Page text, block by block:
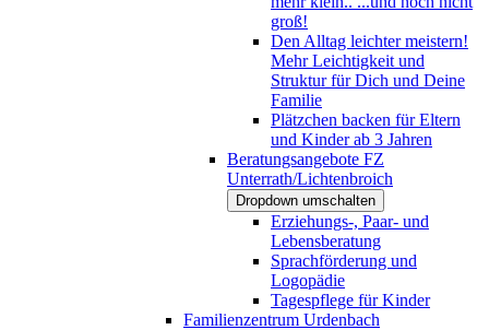
groß!
Den Alltag leichter meistern!
Mehr Leichtigkeit und
Struktur für Dich und Deine
Familie
Plätzchen backen für Eltern
und Kinder ab 3 Jahren
Beratungsangebote FZ
Unterrath/Lichtenbroich
Dropdown umschalten
Erziehungs-, Paar- und
Lebensberatung
Sprachförderung und
Logopädie
Tagespflege für Kinder
Familienzentrum Urdenbach